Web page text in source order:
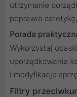
utrzymanie
poprawia
Porada
Wykorzystaj
uporządkowania
i modyfikacje
Filtry